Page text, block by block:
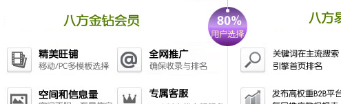
济南市场的需求分析
济南作为山东省的省会，近年来经济快速发展，城市建设不断扩张，随之而来的